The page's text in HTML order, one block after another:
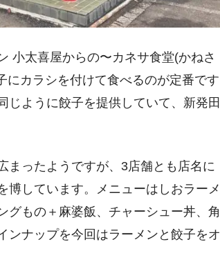
小太喜屋からの〜カネサ食堂(かねさ
カラシを付けて食べるのが定番です
じように餃子を提供していて、新発田
まったようですが、3店舗とも店名に
博しています。メニューはしおラーメ
グもの＋麻婆飯、チャーシュー丼、角
ンナップを今回はラーメンと餃子をオ